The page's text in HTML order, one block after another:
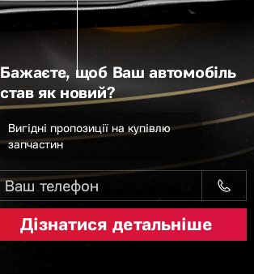
Бажаєте, щоб Ваш автомобіль
став як новий?
Вигідні пропозиції на купівлю
запчастин